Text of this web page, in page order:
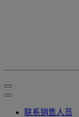
联系销售人员